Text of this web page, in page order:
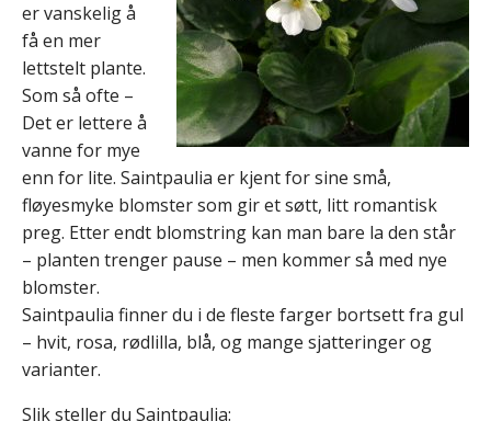
er vanskelig å
få en mer
lettstelt plante.
Som så ofte –
Det er lettere å
vanne for mye
enn for lite. Saintpaulia er kjent for sine små,
fløyesmyke blomster som gir et søtt, litt romantisk
preg. Etter endt blomstring kan man bare la den står
– planten trenger pause – men kommer så med nye
blomster.
Saintpaulia finner du i de fleste farger bortsett fra gul
– hvit, rosa, rødlilla, blå, og mange sjatteringer og
varianter.
Slik steller du Saintpaulia: